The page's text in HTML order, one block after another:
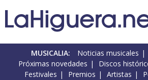
MUSICALIA: Noticias musicales
Próximas novedades
Discos
Festivales
Premios Artistas